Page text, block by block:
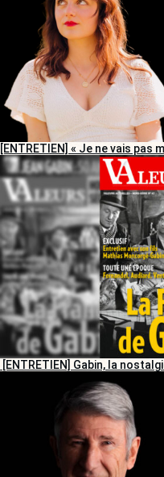
[ENTRETIEN] « Je ne vais pas
[ENTRETIEN] Gabin, la